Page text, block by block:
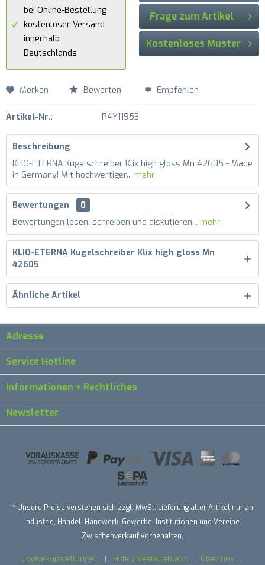
bei Online-Bestellung
kostenloser Versand
innerhalb
Deutschlands
Frage zum Artikel
Kostenloses Muster
Merken Bewerten Empfehlen
Artikel-Nr.: P4Y11953
Beschreibung
KLIO-ETERNA Kugelschreiber Klix high gloss Mn 42605 - Made
in Germany! Mit hochwertiger... mehr
Bewertungen
0
Bewertungen lesen, schreiben und diskutieren... mehr
KLIO-ETERNA Kugelschreiber Klix high gloss Mn
42605
Ähnliche Artikel
Adresse
Service Hotline
Informationen + Rechtliches
Newsletter
* Unsere Preise verstehen sich zzgl. MwSt. Lieferung aller Artikel nur an
Industrie, Handel, Handwerk, Gewerbe, Institutionen und Vereine.
Zwischenverkauf vorbehalten.
Cookie-Einstellungen Hilfe / Bestellablauf Über uns